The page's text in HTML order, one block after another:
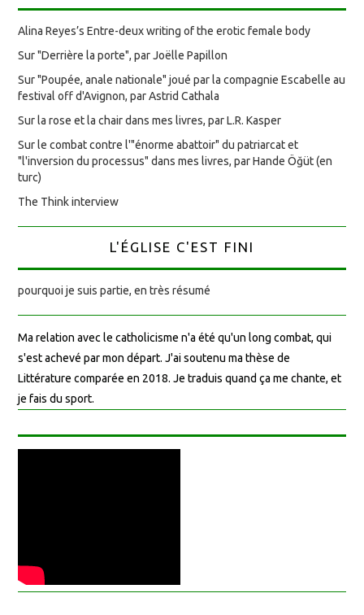
Alina Reyes’s Entre-deux writing of the erotic female body
Sur "Derrière la porte", par Joëlle Papillon
Sur "Poupée, anale nationale" joué par la compagnie Escabelle au
festival off d'Avignon, par Astrid Cathala
Sur la rose et la chair dans mes livres, par L.R. Kasper
Sur le combat contre l'"énorme abattoir" du patriarcat et
"l'inversion du processus" dans mes livres, par Hande Öğüt (en
turc)
The Think interview
L'ÉGLISE C'EST FINI
pourquoi je suis partie, en très résumé
Ma relation avec le catholicisme n'a été qu'un long combat, qui
s'est achevé par mon départ. J'ai soutenu ma thèse de
Littérature comparée en 2018. Je traduis quand ça me chante, et
je fais du sport.